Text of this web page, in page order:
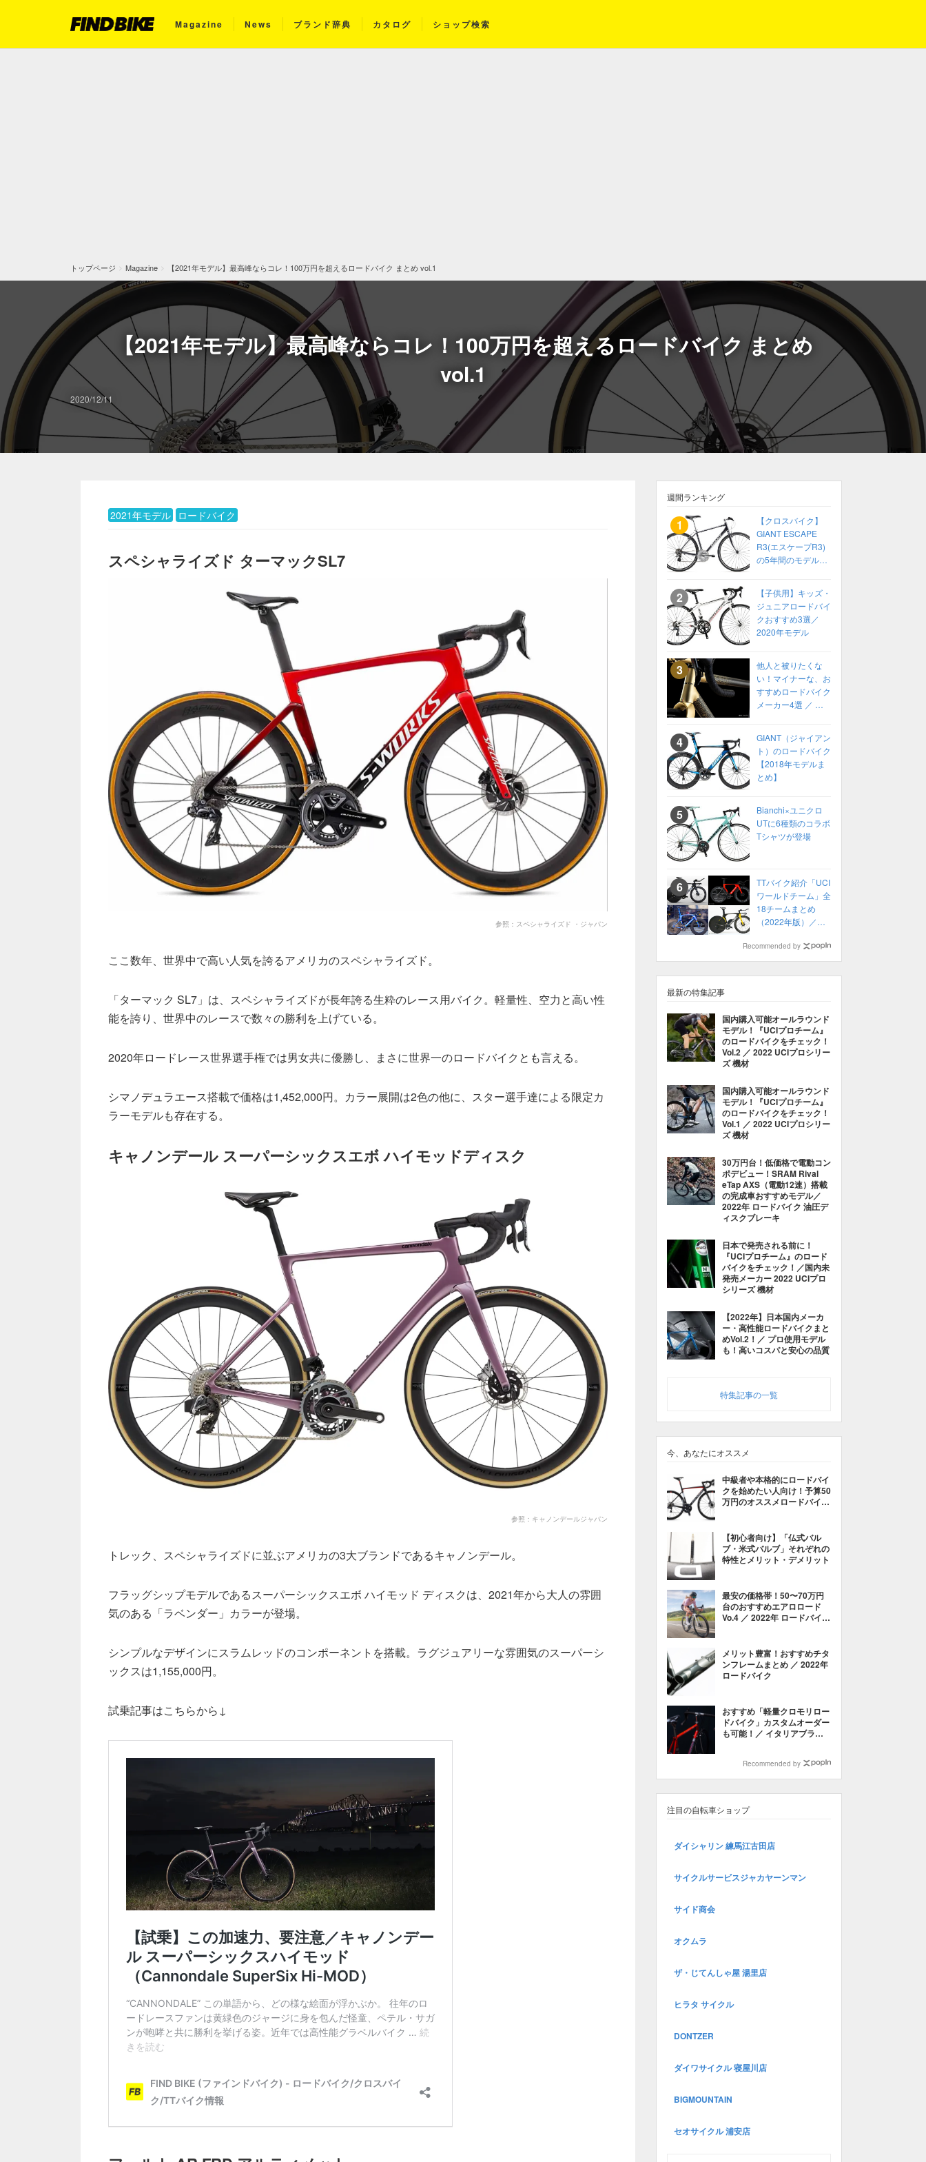
Magazine News ブランド辞典 カタログ ショップ検索
トップページ Magazine 【2021年モデル】最高峰ならコレ！100万円を超えるロードバイク まとめ vol.1
【2021年モデル】最高峰ならコレ！100万円を超えるロードバイク まとめ
vol.1
2020/12/11
2021年モデル ロードバイク
スペシャライズド ターマックSL7
参照：スペシャライズド ・ジャパン
ここ数年、世界中で高い人気を誇るアメリカのスペシャライズド。
「ターマック SL7」は、スペシャライズドが長年誇る生粋のレース用バイク。軽量性、空力と高い性
能を誇り、世界中のレースで数々の勝利を上げている。
2020年ロードレース世界選手権では男女共に優勝し、まさに世界一のロードバイクとも言える。
シマノデュラエース搭載で価格は1,452,000円。カラー展開は2色の他に、スター選手達による限定カ
ラーモデルも存在する。
キャノンデール スーパーシックスエボ ハイモッドディスク
参照：キャノンデールジャパン
トレック、スペシャライズドに並ぶアメリカの3大ブランドであるキャノンデール。
フラッグシップモデルであるスーパーシックスエボ ハイモッド ディスクは、2021年から大人の雰囲
気のある「ラベンダー」カラーが登場。
シンプルなデザインにスラムレッドのコンポーネントを搭載。ラグジュアリーな雰囲気のスーパーシ
ックスは1,155,000円。
試乗記事はこちらから↓
週間ランキング
【クロスバイク】
GIANT ESCAPE
R3(エスケープR3)
の5年間のモデル変
【子供用】キッズ・
ジュニアロードバイ
クおすすめ3選／
2020年モデル
他人と被りたくな
い！マイナーな、お
すすめロードバイク
メーカー4選 ／ 高
ーダーも！
GIANT（ジャイアン
ト）のロードバイク
【2018年モデルま
とめ】
Bianchi×ユニクロ
UTに6種類のコラボ
Tシャツが登場
TTバイク紹介「UCI
ワールドチーム」全
18チームまとめ
（2022年版）／ロ
Recommended by
最新の特集記事
国内購入可能オールラウンド
モデル！『UCIプロチーム』
のロードバイクをチェック！
Vol.2 ／ 2022 UCIプロシリー
ズ 機材
国内購入可能オールラウンド
モデル！『UCIプロチーム』
のロードバイクをチェック！
Vol.1 ／ 2022 UCIプロシリー
ズ 機材
30万円台！低価格で電動コン
ポデビュー！SRAM Rival
eTap AXS（電動12速）搭載
の完成車おすすめモデル／
2022年 ロードバイク 油圧デ
ィスクブレーキ
日本で発売される前に！
『UCIプロチーム』のロード
バイクをチェック！／国内未
発売メーカー 2022 UCIプロ
シリーズ 機材
【2022年】日本国内メーカ
ー・高性能ロードバイクまと
めVol.2！／ プロ使用モデル
も！高いコスパと安心の品質
特集記事の一覧
今、あなたにオススメ
中級者や本格的にロードバイ
クを始めたい人向け！予算50
万円のオススメロードバイク
【初心者向け】「仏式バル
ブ・米式バルブ」それぞれの
特性とメリット・デメリット
最安の価格帯！50〜70万円
台のおすすめエアロロード
Vo.4 ／ 2022年 ロードバイク
メリット豊富！おすすめチタ
ンフレームまとめ ／ 2022年
ロードバイク
おすすめ「軽量クロモリロー
ドバイク」カスタムオーダー
も可能！／ イタリアブラン
Recommended by
注目の自転車ショップ
ダイシャリン 練馬江古田店
サイクルサービスジャカヤーンマン
サイド商会
オクムラ
ザ・じてんしゃ屋 湯里店
ヒラタ サイクル
DONTZER
ダイワサイクル 寝屋川店
BIGMOUNTAIN
セオサイクル 浦安店